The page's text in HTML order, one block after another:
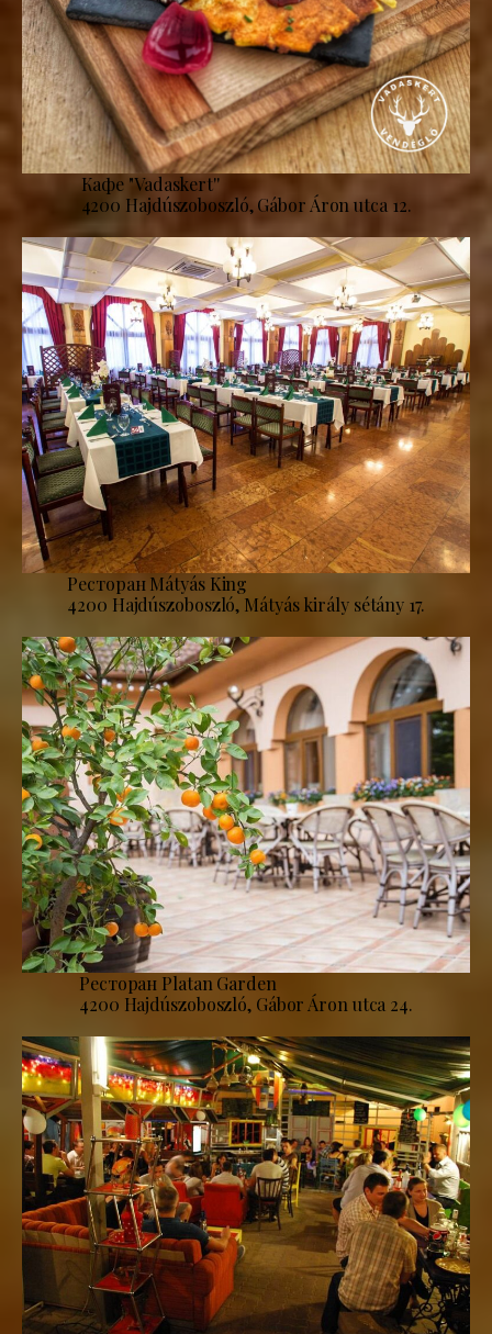
Кафе "Vadaskert''
4200 Hajdúszoboszló, Gábor Áron utca 12.
Ресторан Mátyás King
4200 Hajdúszoboszló, Mátyás király sétány 17.
Ресторан Platan Garden
4200 Hajdúszoboszló, Gábor Áron utca 24.